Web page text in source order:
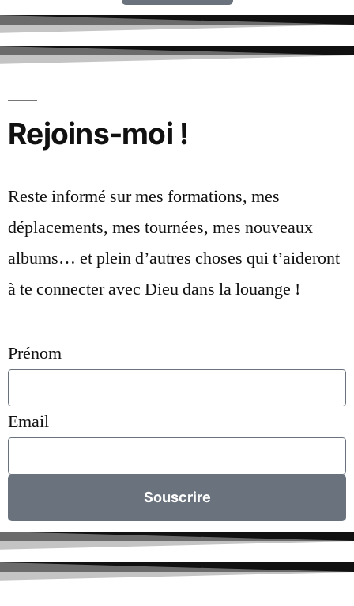
Rejoins-moi !
Reste informé sur mes formations, mes
déplacements, mes tournées, mes nouveaux
albums… et plein d’autres choses qui t’aideront
à te connecter avec Dieu dans la louange !
Prénom
Email
Souscrire